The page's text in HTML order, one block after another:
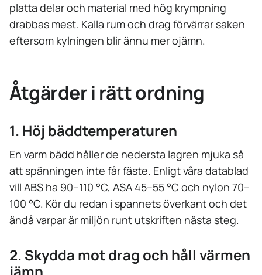
platta delar och material med hög krympning
drabbas mest. Kalla rum och drag förvärrar saken
eftersom kylningen blir ännu mer ojämn.
Åtgärder i rätt ordning
1. Höj bäddtemperaturen
En varm bädd håller de nedersta lagren mjuka så
att spänningen inte får fäste. Enligt våra datablad
vill ABS ha 90–110 °C, ASA 45–55 °C och nylon 70–
100 °C. Kör du redan i spannets överkant och det
ändå varpar är miljön runt utskriften nästa steg.
2. Skydda mot drag och håll värmen